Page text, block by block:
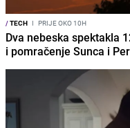
/TECH I PRIJE OKO 10H
Dva nebeska spektakla
i pomračenje Sunca i